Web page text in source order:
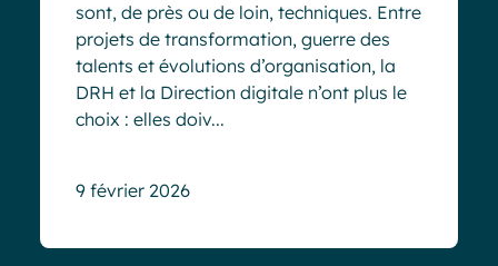
sont, de près ou de loin, techniques. Entre
projets de transformation, guerre des
talents et évolutions d’organisation, la
DRH et la Direction digitale n’ont plus le
choix : elles doiv...
9 février 2026